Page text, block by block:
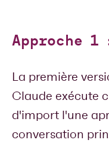
Approche
La première
Claude exécute
d'import l'une
conversation